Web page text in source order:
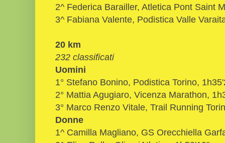
2^ Federica Barailler, Atletica Pont Saint
3^ Fabiana Valente, Podistica Valle
20 km
232 classificati
Uomini
1° Stefano Bonino, Podistica Torino,
2° Mattia Agugiaro, Vicenza Marathon,
3° Marco Renzo Vitale, Trail Running
Donne
1^ Camilla Magliano, GS Orecchiella